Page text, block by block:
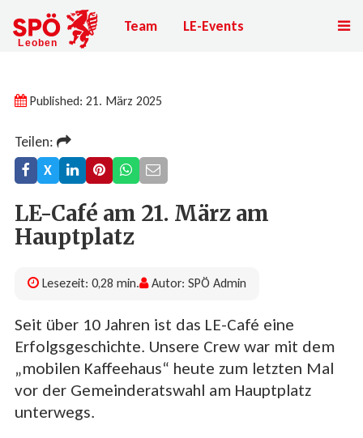
Team LE-Events
Published: 21. März 2025
Teilen:
X
LE-Café am 21. März am
Hauptplatz
Lesezeit: 0,28 min. Autor: SPÖ Admin
Seit über 10 Jahren ist das LE-Café eine
Erfolgsgeschichte. Unsere Crew war mit dem
„mobilen Kaffeehaus“ heute zum letzten Mal
vor der Gemeinderatswahl am Hauptplatz
unterwegs.